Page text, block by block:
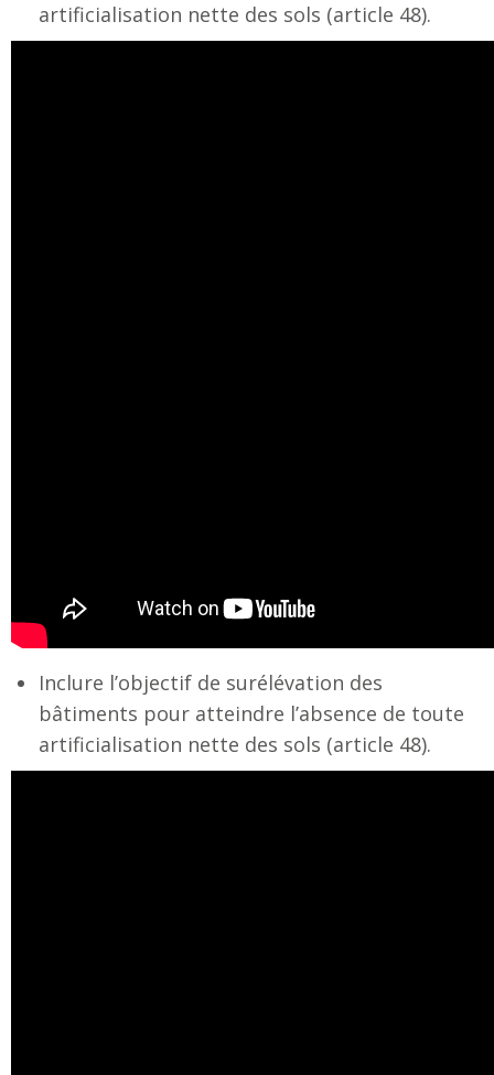
artificialisation nette des sols (article 48).
Inclure l’objectif de surélévation des
bâtiments pour atteindre l’absence de toute
artificialisation nette des sols (article 48).